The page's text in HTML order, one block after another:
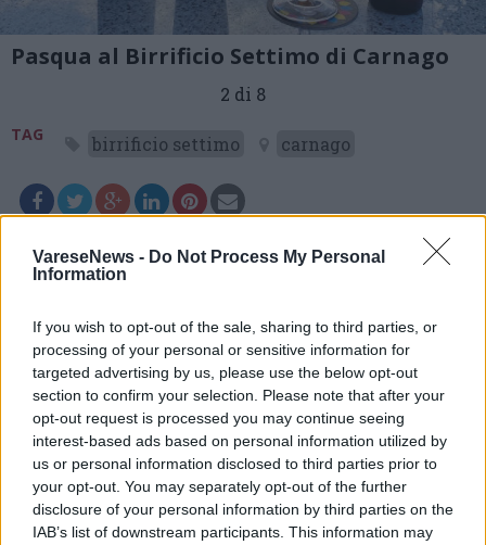
VareseNews - Do Not Process My Personal
Information
If you wish to opt-out of the sale, sharing to third parties, or
processing of your personal or sensitive information for
targeted advertising by us, please use the below opt-out
section to confirm your selection. Please note that after your
opt-out request is processed you may continue seeing
interest-based ads based on personal information utilized by
us or personal information disclosed to third parties prior to
your opt-out. You may separately opt-out of the further
disclosure of your personal information by third parties on the
IAB’s list of downstream participants. This information may
Pasqua al Birrificio Settimo di Carnago
2 di 8
TAG birrificio settimo carnago
Leggi l'articolo:
Festeggia Pasqua e Pasquetta al Birrificio Settimo di
Carnago
ADV